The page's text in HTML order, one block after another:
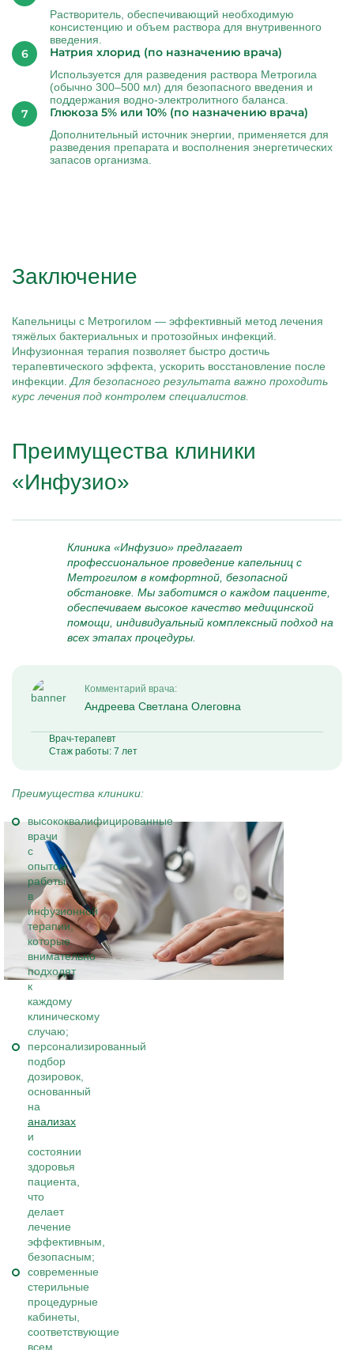
Растворитель, обеспечивающий необходимую
консистенцию и объем раствора для внутривенного
введения.
Натрия хлорид (по назначению врача)
Используется для разведения раствора Метрогила
(обычно 300–500 мл) для безопасного введения и
поддержания водно-электролитного баланса.
Глюкоза 5% или 10% (по назначению врача)
Дополнительный источник энергии, применяется для
разведения препарата и восполнения энергетических
запасов организма.
Заключение
Капельницы с Метрогилом — эффективный метод лечения
тяжёлых бактериальных и протозойных инфекций.
Инфузионная терапия позволяет быстро достичь
терапевтического эффекта, ускорить восстановление после
инфекции. Для безопасного результата важно проходить
курс лечения под контролем специалистов.
Преимущества клиники
«Инфузио»
Клиника «Инфузио» предлагает
профессиональное проведение капельниц с
Метрогилом в комфортной, безопасной
обстановке. Мы заботимся о каждом пациенте,
обеспечиваем высокое качество медицинской
помощи, индивидуальный комплексный подход на
всех этапах процедуры.
Комментарий врача:
Андреева Светлана Олеговна
Врач-терапевт
Стаж работы: 7 лет
Преимущества клиники:
высококвалифицированные
врачи
с
опытом
работы
в
инфузионной
терапии,
которые
внимательно
подходят
к
каждому
клиническому
случаю;
персонализированный
подбор
дозировок,
основанный
на
анализах
и
состоянии
здоровья
пациента,
что
делает
лечение
эффективным,
безопасным;
современные
стерильные
процедурные
кабинеты,
соответствующие
всем